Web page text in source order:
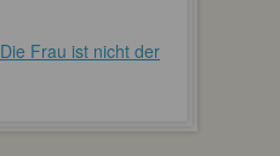
Die Frau ist nicht der